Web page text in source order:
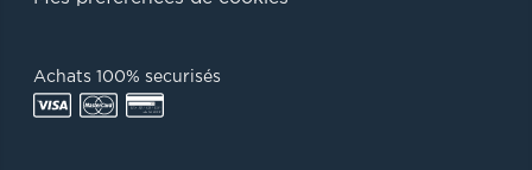
Achats 100% securisés